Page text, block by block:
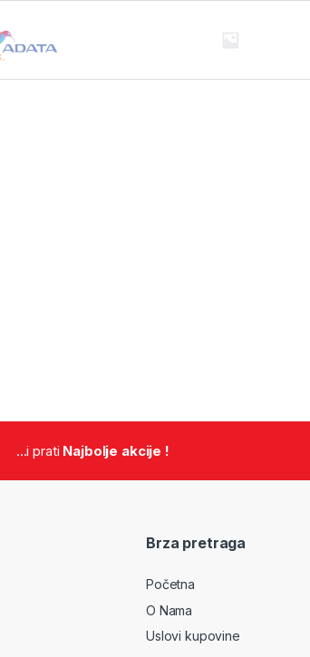
...i prati Najbolje akcije !
Brza pretraga
Početna
O Nama
Uslovi kupovine